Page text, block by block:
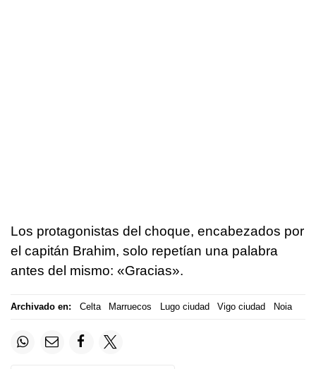
Los protagonistas del choque, encabezados por
el capitán Brahim, solo repetían una palabra
antes del mismo: «Gracias».
Archivado en: Celta Marruecos Lugo ciudad Vigo ciudad Noia